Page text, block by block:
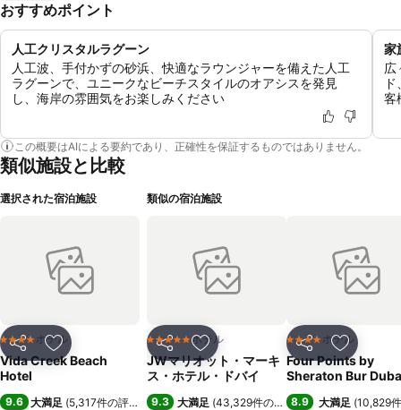
おすすめポイント
人工クリスタルラグーン
人工波、手付かずの砂浜、快適なラウンジャーを備えた人工
ラグーンで、ユニークなビーチスタイルのオアシスを発見
し、海岸の雰囲気をお楽しみください
家
広
客
この概要はAIによる要約であり、正確性を保証するものではありません。
類似施設と比較
選択された宿泊施設
シェア お気に入りに追加
4 ホテルのランク
ホテル
Vida Creek Beach
Hotel
9.6 大満足 (5,317件の評価
類似の宿泊施設
シェア お気に入りに追加
5 ホテルのランク
ホテル
JWマリオット・マーキ
ス・ホテル・ドバイ
9.3 大満足 (43,329件の評価)
シェア お気に入
4 ホテルのランク
ホテル
Four Points by
Sheraton Bur
8.9 大満足 (10,829